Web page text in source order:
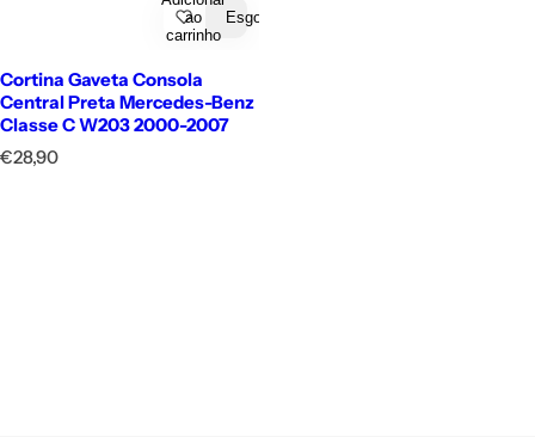
ao
carrinho
Esgotado
Cortina Gaveta Consola
Central Preta Mercedes-Benz
Classe C W203 2000-2007
P
€28,90